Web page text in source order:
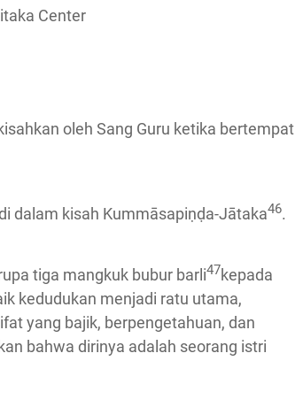
Center
oleh Sang Guru ketika bertempat
dalam kisah Kummāsapiṇḍa-Jātaka46.
tiga mangkuk bubur barli47kepada
kedudukan menjadi ratu utama,
yang bajik, berpengetahuan, dan
bahwa dirinya adalah seorang istri